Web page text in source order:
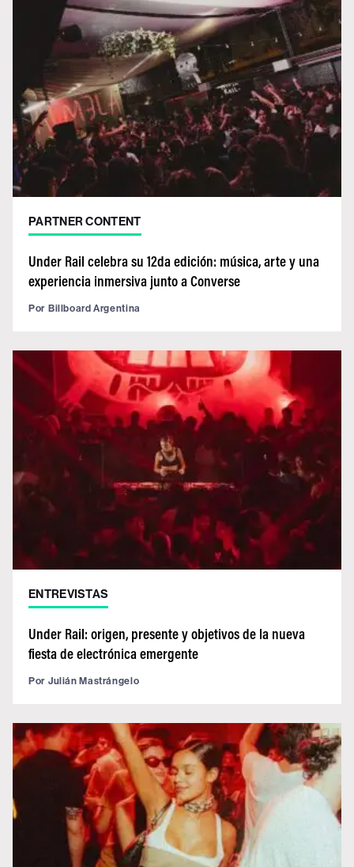
PARTNER CONTENT
Under Rail celebra su 12da edición: música, arte y una
experiencia inmersiva junto a Converse
Por Billboard Argentina
ENTREVISTAS
Under Rail: origen, presente y objetivos de la nueva
fiesta de electrónica emergente
Por Julián Mastrángelo